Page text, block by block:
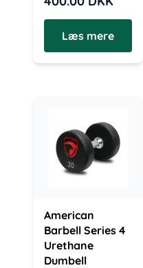
Læs mere
American
Barbell Series 4
Urethane
Dumbell